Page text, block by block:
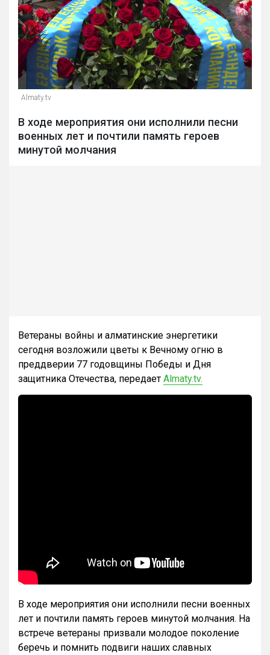
Almaty.tv
В ходе мероприятия они исполнили песни
военных лет и почтили память героев
минутой молчания
Ветераны войны и алматинские энергетики
сегодня возложили цветы к Вечному огню в
преддверии 77 годовщины Победы и Дня
защитника Отечества, передает Almaty.tv.
В ходе мероприятия они исполнили песни военных
лет и почтили память героев минутой молчания. На
встрече ветераны призвали молодое поколение
беречь и помнить подвиги наших славных